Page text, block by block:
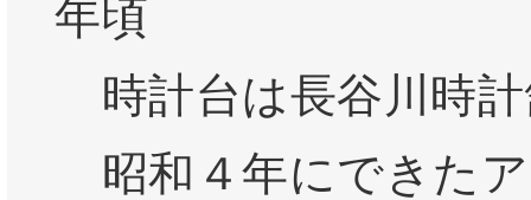
年頃
時計台は長谷川時
昭和４年にできた